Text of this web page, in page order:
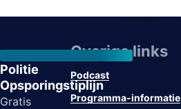
Politie
Opsporingstiplijn
Gratis
Overige links
Podcast
Programma-informatie